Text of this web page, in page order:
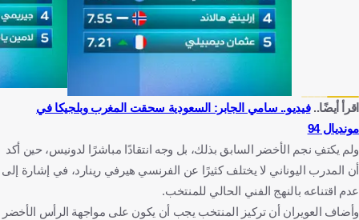
اقرأ أيضًا..فيديو.. سامي الجابر: السعودية سحقت المغرب وبلجيكا في
مونديال 94
ولم يكتفِ نجم الأخضر السابق بذلك، بل وجه انتقادًا مباشرًا لدونيس، حين أكد
أن المدرب اليوناني لا يختلف كثيرًا عن الفرنسي هيرفي رينارد، في إشارة إلى
عدم اقتناعه بالنهج الفني الحالي للمنتخب.
وأضاف العويران أن تركيز المنتخب يجب أن يكون على مواجهة الرأس الأخضر